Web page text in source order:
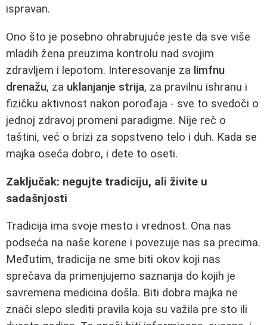
ispravan.
Ono što je posebno ohrabrujuće jeste da sve više
mladih žena preuzima kontrolu nad svojim
zdravljem i lepotom. Interesovanje za limfnu
drenažu, za uklanjanje strija, za pravilnu ishranu i
fizičku aktivnost nakon porođaja - sve to svedoči o
jednoj zdravoj promeni paradigme. Nije reč o
taštini, već o brizi za sopstveno telo i duh. Kada se
majka oseća dobro, i dete to oseti.
Zaključak: negujte tradiciju, ali živite u
sadašnjosti
Tradicija ima svoje mesto i vrednost. Ona nas
podseća na naše korene i povezuje nas sa precima.
Međutim, tradicija ne sme biti okov koji nas
sprečava da primenjujemo saznanja do kojih je
savremena medicina došla. Biti dobra majka ne
znači slepo slediti pravila koja su važila pre sto ili